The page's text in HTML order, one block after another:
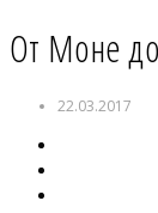
От Моне
22.03.2017